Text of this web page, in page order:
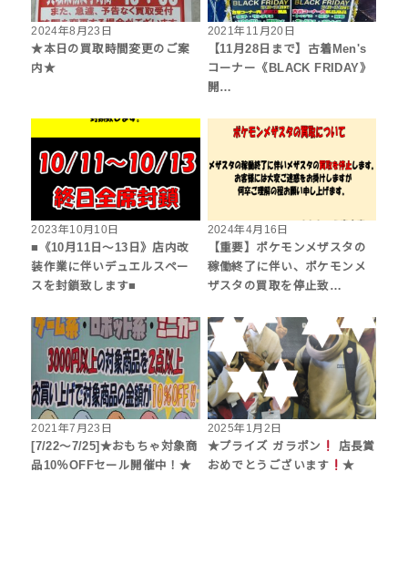
2024年8月23日
★本日の買取時間変更のご案
内★
2021年11月20日
【11月28日まで】古着Men's
コーナー《BLACK FRIDAY》
開…
2023年10月10日
■《10月11日～13日》店内改
装作業に伴いデュエルスペー
スを封鎖致します■
2024年4月16日
【重要】ポケモンメザスタの
稼働終了に伴い、ポケモンメ
ザスタの買取を停止致…
2021年7月23日
[7/22～7/25]★おもちゃ対象商
品10％OFFセール開催中！★
2025年1月2日
★プライズ ガラポン
店長賞
おめでとうございます
★